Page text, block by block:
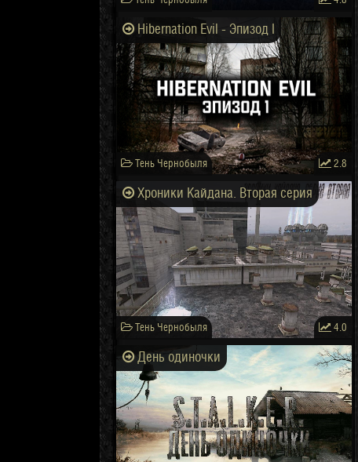
Hibernation Evil - Эпизод I
Тень Чернобыля 2.8
Хроники Кайдана. Вторая серия
Тень Чернобыля 4.0
День одиночки